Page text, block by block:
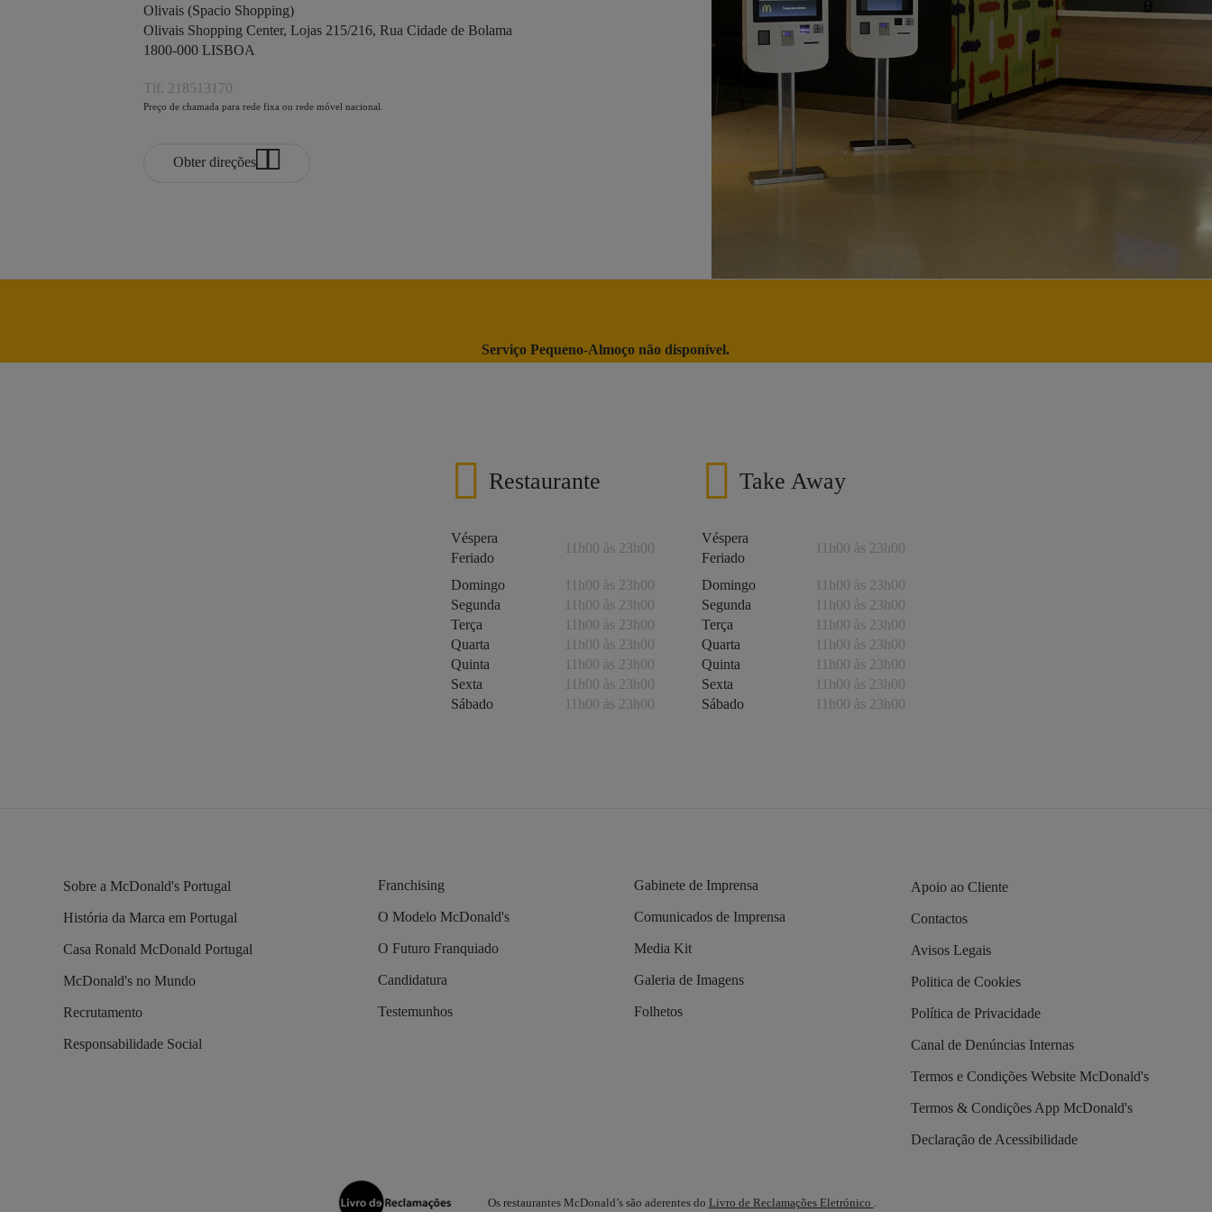
Olivais (Spacio Shopping)
Olivais Shopping Center, Lojas 215/216, Rua Cidade de Bolama
1800-000 LISBOA
Tlf. 218513170
Preço de chamada para rede fixa ou rede móvel nacional.
Obter direções
Serviço Pequeno-Almoço não disponível.
Restaurante
Véspera
Feriado
11h00 às 23h00
Domingo
11h00 às 23h00
Segunda
11h00 às 23h00
Terça
11h00 às 23h00
Quarta
11h00 às 23h00
Quinta
11h00 às 23h00
Sexta
11h00 às 23h00
Sábado
11h00 às 23h00
Take Away
Véspera
Feriado
11h00 às 23h00
Domingo
11h00 às 23h00
Segunda
11h00 às 23h00
Terça
11h00 às 23h00
Quarta
11h00 às 23h00
Quinta
11h00 às 23h00
Sexta
11h00 às 23h00
Sábado
11h00 às 23h00
Sobre a McDonald's Portugal
História da Marca em Portugal
Casa Ronald McDonald Portugal
McDonald's no Mundo
Recrutamento
Responsabilidade Social
Franchising
O Modelo McDonald's
O Futuro Franquiado
Candidatura
Testemunhos
Gabinete de Imprensa
Comunicados de Imprensa
Media Kit
Galeria de Imagens
Folhetos
Apoio ao Cliente
Contactos
Avisos Legais
Politica de Cookies
Política de Privacidade
Canal de Denúncias Internas
Termos e Condições Website McDonald's
Termos & Condições App McDonald's
Declaração de Acessibilidade
Os restaurantes McDonald’s são aderentes do Livro de Reclamações Eletrónico